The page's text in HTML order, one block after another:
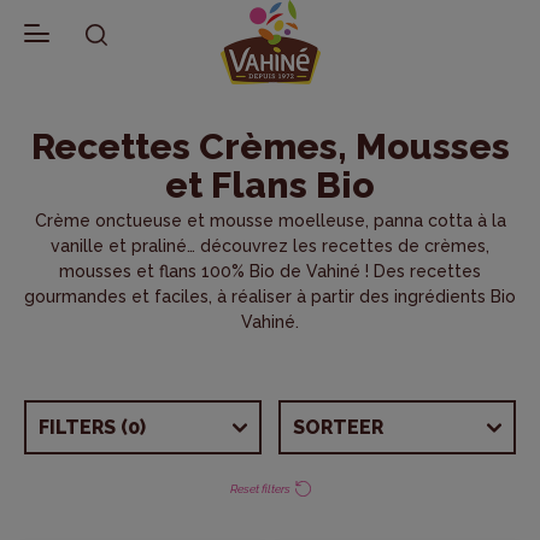
Recettes Crèmes, Mousses
et Flans Bio
Crème onctueuse et mousse moelleuse, panna cotta à la
vanille et praliné… découvrez les recettes de crèmes,
mousses et flans 100% Bio de Vahiné ! Des recettes
gourmandes et faciles, à réaliser à partir des ingrédients Bio
Vahiné.
FILTERS (0) SORTEER
Reset filters
CATEGORIEËN RECEPTEN
Biologische recepten
Klassieke recepten
Creatieve recepten
Recepten per gelegenheid
SOORTEN RECEPTEN(102)
Workshops voor kinderen
Met Fondant
Recept Crêpes, Wafels & Pannenkoeken
Crêpes, Wafels & Pannenkoeken
Verjaardagstaarten voor kinderen
Taarten versieren
GELEGENHEDEN(119)
Zomerdesserts
Driekoningen
Moederdag
Vaderdag
Halloween
Amandel
Karamel
Chocolade
Fruit
VOORBEREIDINGSTIJD(0)
Minder dan 15 minuten
Meer dan 30 minuten
Herfst
Zomer
Winter
Lente